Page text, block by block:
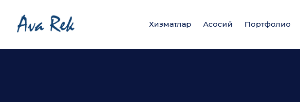
Хизматлар Асосий Портфолио